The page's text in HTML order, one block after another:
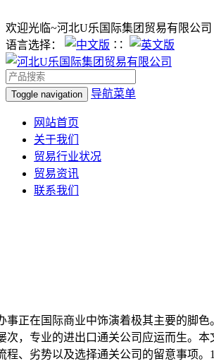
欢迎光临~河北U乐国际集团贸易有限公司
语言选择：
∷
Toggle navigation 导航菜单
网站首页
关于我们
贸易行业状况
贸易资讯
联系我们
在国际商业中饰演着极其主要的脚色
，专业的进出口通关公司应运而生。本
、劣势以及选择通关公司的留意事项。